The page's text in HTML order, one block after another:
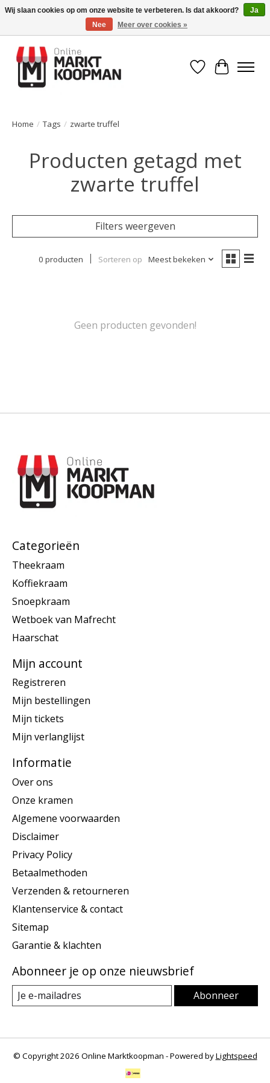
Voor 15:00 besteld, morgen in huis!
Verlanglijst
Home / Tags / zwarte truffel
Producten getagd met
zwarte truffel
Filters weergeven
0 producten Sorteren op Meest bekeken
Geen producten gevonden!
Categorieën
Theekraam
Koffiekraam
Snoepkraam
Wetboek van Mafrecht
Haarschat
Mijn account
Registreren
Mijn bestellingen
Mijn tickets
Mijn verlanglijst
Informatie
Over ons
Onze kramen
Algemene voorwaarden
Disclaimer
Privacy Policy
Betaalmethoden
Verzenden & retourneren
Klantenservice & contact
Sitemap
Garantie & klachten
Abonneer je op onze nieuwsbrief
Abonneer
© Copyright 2026 Online Marktkoopman - Powered byLightspeed
Wij slaan cookies op om onze website te verbeteren. Is dat akkoord?
Ja
Nee
Meer over cookies »